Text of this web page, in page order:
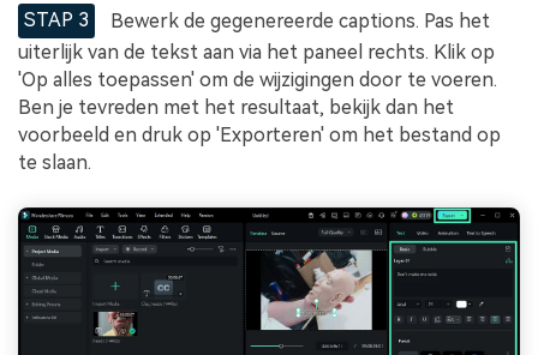
STAP 3
Bewerk de gegenereerde captions. Pas het
uiterlijk van de tekst aan via het paneel rechts. Klik op
'Op alles toepassen' om de wijzigingen door te voeren.
Ben je tevreden met het resultaat, bekijk dan het
voorbeeld en druk op 'Exporteren' om het bestand op
te slaan.